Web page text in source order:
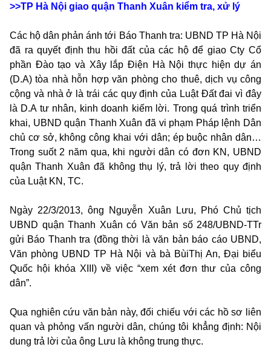
>>TP Hà Nội giao quận Thanh Xuân kiểm tra, xử lý
Các hộ dân phản ánh tới Báo Thanh tra: UBND TP Hà Nội
đã ra quyết định thu hồi đất của các hộ để giao Cty Cổ
phần Đào tạo và Xây lắp Điện Hà Nội thực hiện dự án
(D.A) tòa nhà hỗn hợp văn phòng cho thuê, dịch vụ công
cộng và nhà ở là trái các quy định của Luật Đất đai vì đây
là D.A tư nhân, kinh doanh kiếm lời. Trong quá trình triển
khai, UBND quận Thanh Xuân đã vi phạm Pháp lệnh Dân
chủ cơ sở, không công khai với dân; ép buộc nhân dân…
Trong suốt 2 năm qua, khi người dân có đơn KN, UBND
quận Thanh Xuân đã không thụ lý, trả lời theo quy định
của Luật KN, TC.
Ngày 22/3/2013, ông Nguyễn Xuân Lưu, Phó Chủ tịch
UBND quận Thanh Xuân có Văn bản số 248/UBND-TTr
gửi Báo Thanh tra (đồng thời là văn bản báo cáo UBND,
Văn phòng UBND TP Hà Nội và bà BùiThị An, Đại biểu
Quốc hội khóa XIII) về việc “xem xét đơn thư của công
dân”.
Qua nghiên cứu văn bản này, đối chiếu với các hồ sơ liên
quan và phỏng vấn người dân, chúng tôi khẳng định: Nội
dung trả lời của ông Lưu là không trung thực.